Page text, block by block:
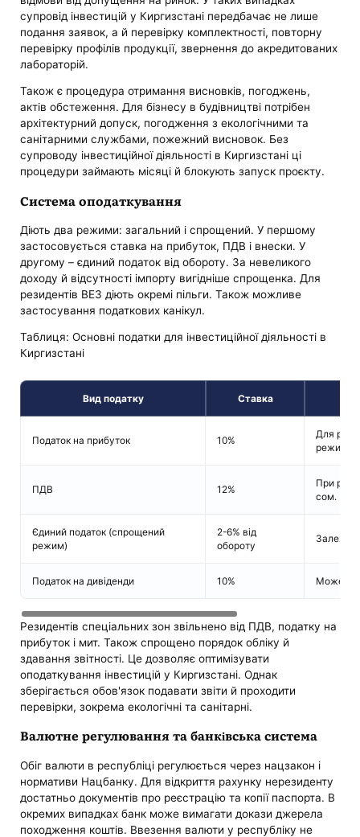
супровід інвестицій у Киргизстані передбачає не лише
подання заявок, а й перевірку комплектності, повторну
перевірку профілів продукції, звернення до акредитованих
лабораторій.
Також є процедура отримання висновків, погоджень,
актів обстеження. Для бізнесу в будівництві потрібен
архітектурний допуск, погодження з екологічними та
санітарними службами, пожежний висновок. Без
супроводу інвестиційної діяльності в Киргизстані ці
процедури займають місяці й блокують запуск проєкту.
Система оподаткування
Діють два режими: загальний і спрощений. У першому
застосовується ставка на прибуток, ПДВ і внески. У
другому – єдиний податок від обороту. За невеликого
доходу й відсутності імпорту вигідніше спрощенка. Для
резидентів ВЕЗ діють окремі пільги. Також можливе
застосування податкових канікул.
Таблиця: Основні податки для інвестиційної діяльності в
Киргизстані
Вид податку Ставка
Податок на прибуток 10%
Для
режимі.
ПДВ 12%
При
сом.
Єдиний податок (спрощений
режим)
2-6% від
обороту
Залежно
Податок на дивіденди 10% Може
Резидентів спеціальних зон звільнено від ПДВ, податку на
прибуток і мит. Також спрощено порядок обліку й
здавання звітності. Це дозволяє оптимізувати
оподаткування інвестицій у Киргизстані. Однак
зберігається обов'язок подавати звіти й проходити
перевірки, зокрема екологічні та санітарні.
Валютне регулювання та банківська система
Обіг валюти в республіці регулюється через нацзакон і
нормативи Нацбанку. Для відкриття рахунку нерезиденту
достатньо документів про реєстрацію та копії паспорта. В
окремих випадках банк може вимагати докази джерела
походження коштів. Ввезення валюти у республіку не